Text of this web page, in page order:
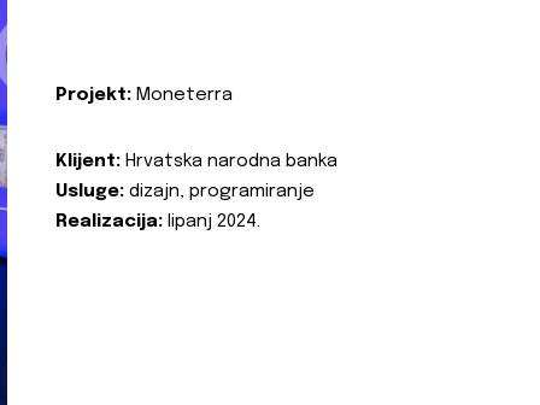
Projekt: Moneterra
Klijent: Hrvatska narodna banka
Usluge: dizajn, programiranje
Realizacija: lipanj 2024.